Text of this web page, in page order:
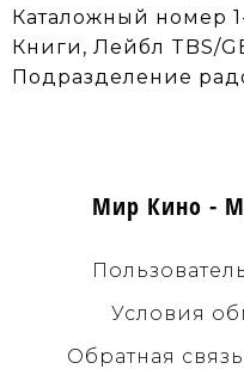
Каталожный номер
Книги, Лейбл TBS/
Подразделение
Мир Кино -
Условия
Обратная связь